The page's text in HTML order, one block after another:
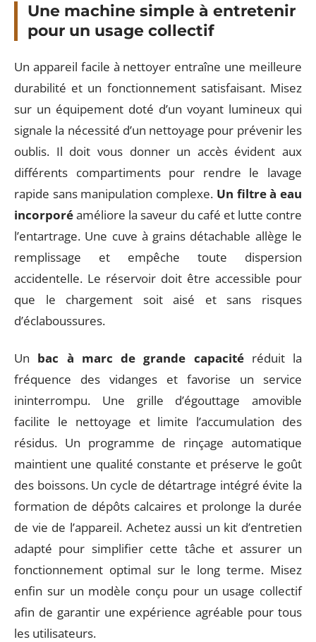
Une machine simple à entretenir
pour un usage collectif
Un appareil facile à nettoyer entraîne une meilleure
durabilité et un fonctionnement satisfaisant. Misez
sur un équipement doté d’un voyant lumineux qui
signale la nécessité d’un nettoyage pour prévenir les
oublis. Il doit vous donner un accès évident aux
différents compartiments pour rendre le lavage
rapide sans manipulation complexe. Un filtre à eau
incorporéaméliore la saveur du café et lutte contre
l’entartrage. Une cuve à grains détachable allège le
remplissage et empêche toute dispersion
accidentelle. Le réservoir doit être accessible pour
que le chargement soit aisé et sans risques
d’éclaboussures.
Un bac à marc de grande capacitéréduit la
fréquence des vidanges et favorise un service
ininterrompu. Une grille d’égouttage amovible
facilite le nettoyage et limite l’accumulation des
résidus. Un programme de rinçage automatique
maintient une qualité constante et préserve le goût
des boissons. Un cycle de détartrage intégré évite la
formation de dépôts calcaires et prolonge la durée
de vie de l’appareil. Achetez aussi un kit d’entretien
adapté pour simplifier cette tâche et assurer un
fonctionnement optimal sur le long terme. Misez
enfin sur un modèle conçu pour un usage collectif
afin de garantir une expérience agréable pour tous
les utilisateurs.